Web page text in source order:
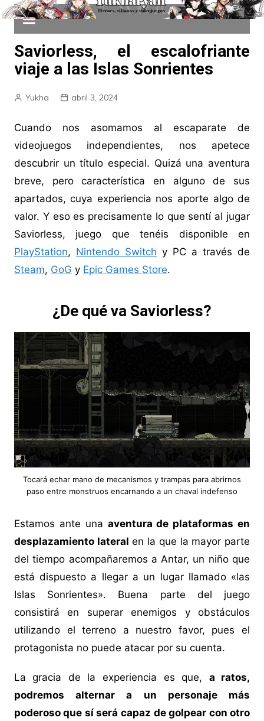
Saviorless, el escalofriante
viaje a las Islas Sonrientes
Yukha abril 3, 2024
Cuando nos asomamos al escaparate de
videojuegos independientes, nos apetece
descubrir un título especial. Quizá una aventura
breve, pero característica en alguno de sus
apartados, cuya experiencia nos aporte algo de
valor. Y eso es precisamente lo que sentí al jugar
Saviorless, juego que tenéis disponible en
PlayStation, Nintendo Switch y PC a través de
Steam, GoG y Epic Games Store.
¿De qué va Saviorless?
Tocará echar mano de mecanismos y trampas para abrirnos
paso entre monstruos encarnando a un chaval indefenso
Estamos ante una aventura de plataformas en
desplazamiento lateral en la que la mayor parte
del tiempo acompañaremos a Antar, un niño que
está dispuesto a llegar a un lugar llamado «las
Islas Sonrientes». Buena parte del juego
consistirá en superar enemigos y obstáculos
utilizando el terreno a nuestro favor, pues el
protagonista no puede atacar por su cuenta.
La gracia de la experiencia es que, a ratos,
podremos alternar a un personaje más
poderoso que sí será capaz de golpear con otro